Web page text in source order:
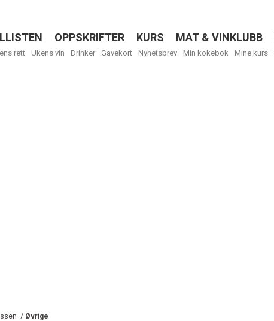
OPPSKRIFTER KURS MAT & VINKLUBB
rett Ukens vin Drinker Gavekort Nyhetsbrev Min kokebok Mine kurs
/ Øvrige